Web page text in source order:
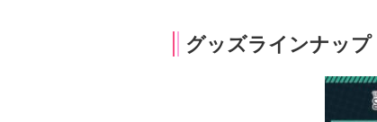
グッズラインナップ